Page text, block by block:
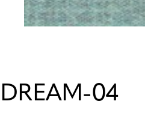
DREAM-04